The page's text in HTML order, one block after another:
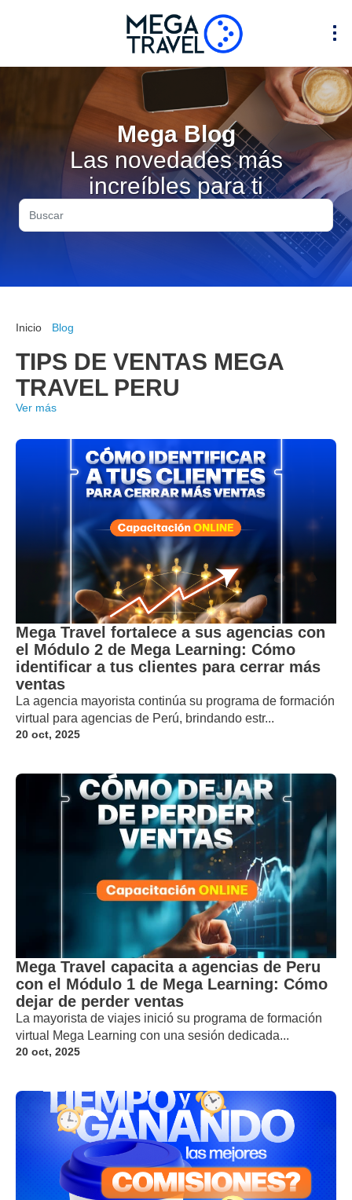
Mega Blog
Las novedades más
increíbles para ti
Inicio Blog
TIPS DE VENTAS MEGA
TRAVEL PERU
Ver más
Mega Travel fortalece a sus agencias con
el Módulo 2 de Mega Learning: Cómo
identificar a tus clientes para cerrar más
ventas
La agencia mayorista continúa su programa de formación
virtual para agencias de Perú, brindando estr...
20 oct, 2025
Mega Travel capacita a agencias de Peru
con el Módulo 1 de Mega Learning: Cómo
dejar de perder ventas
La mayorista de viajes inició su programa de formación
virtual Mega Learning con una sesión dedicada...
20 oct, 2025